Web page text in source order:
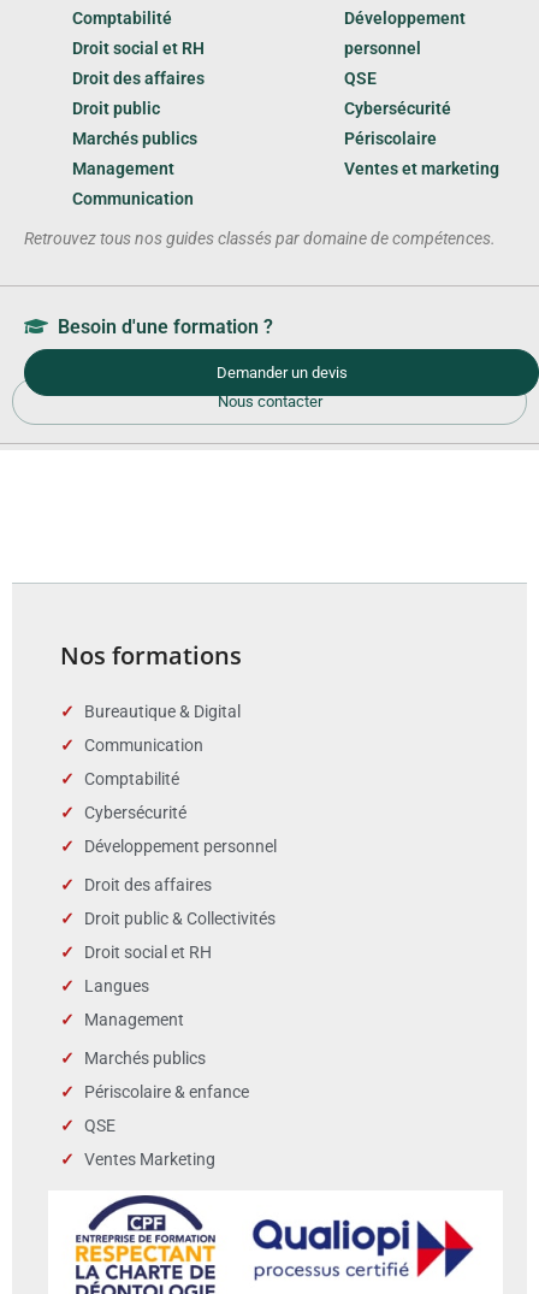
Comptabilité
Droit social et RH
Droit des affaires
Droit public
Marchés publics
Management
Communication
Développement
personnel
QSE
Cybersécurité
Périscolaire
Ventes et marketing
Retrouvez tous nos guides classés par domaine de compétences.
Besoin d'une formation ?
Demander un devis
Nous contacter
Nos formations
Bureautique & Digital
Communication
Comptabilité
Cybersécurité
Développement personnel
Droit des affaires
Droit public & Collectivités
Droit social et RH
Langues
Management
Marchés publics
Périscolaire & enfance
QSE
Ventes Marketing